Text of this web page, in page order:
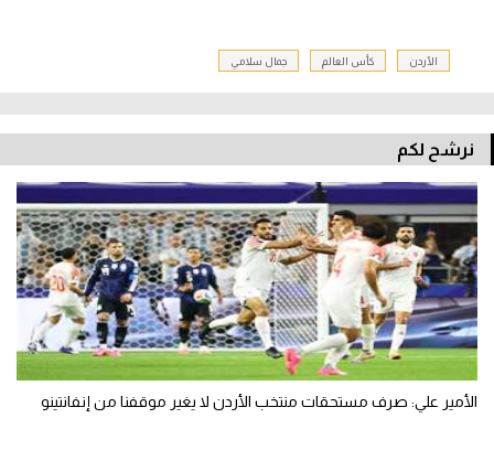
الأردن كأس العالم جمال سلامي
نرشح لكم
الأمير علي: صرف مستحقات منتخب الأردن لا يغير موقفنا من إنفانتينو